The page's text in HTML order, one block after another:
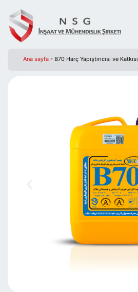
Ana sayfa - B70 Harç Yapıştırıcısı ve Katkısı